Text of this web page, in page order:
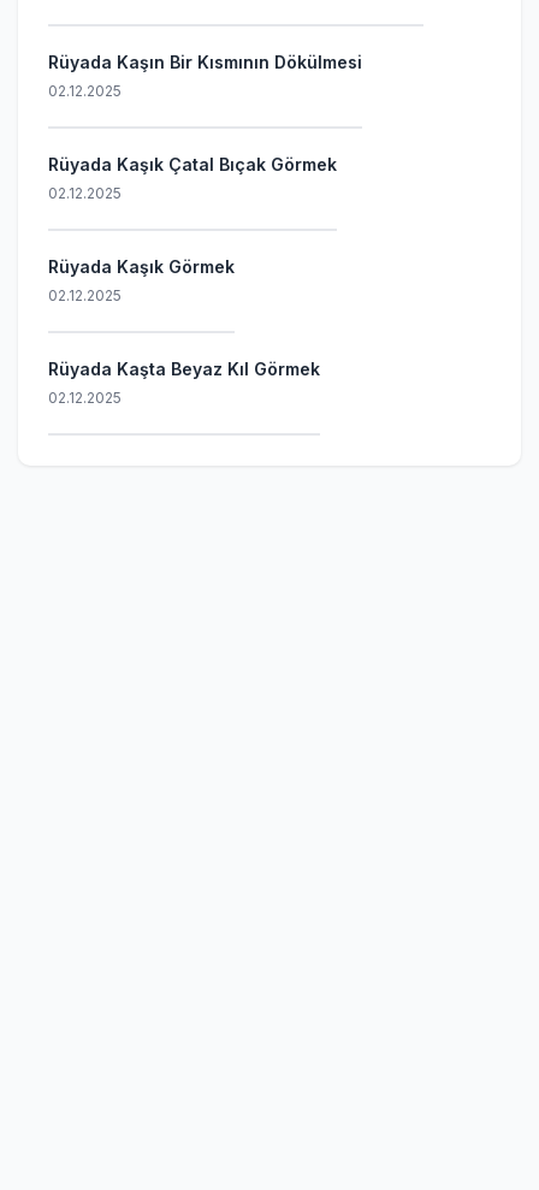
Rüyada Kaşın Bir Kısmının Dökülmesi
02.12.2025
Rüyada Kaşık Çatal Bıçak Görmek
02.12.2025
Rüyada Kaşık Görmek
02.12.2025
Rüyada Kaşta Beyaz Kıl Görmek
02.12.2025